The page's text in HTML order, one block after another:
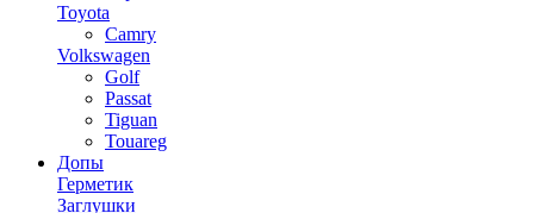
Toyota
Camry
Volkswagen
Golf
Passat
Tiguan
Touareg
Допы
Герметик
Заглушки